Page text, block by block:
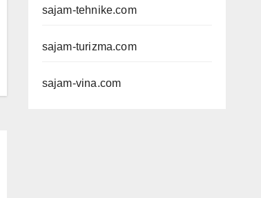
sajam-tehnike.com
sajam-turizma.com
sajam-vina.com